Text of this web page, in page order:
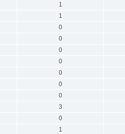
1
1
0
0
0
0
0
0
0
3
0
1